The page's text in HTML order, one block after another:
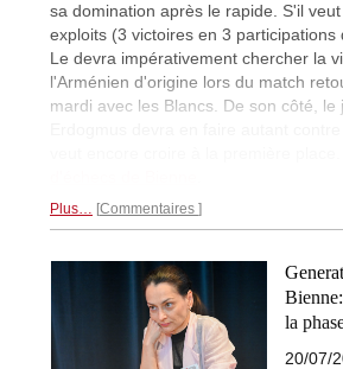
sa domination après le rapide. S'il
exploits (3 victoires en 3 participations
Le devra impérativement chercher la
l'Arménien d'origine lors du match
mardi avec les Blancs. De son côté,
Plus… Commentaires
la
20/07/